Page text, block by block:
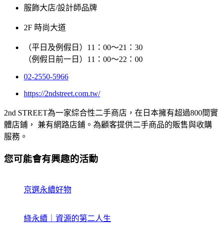
服飾大店/設計師品牌
2F 時尚大道
（平日及例假日）11：00～21：30
（例假日前一日）11：00～22：00
02-2550-5966
https://2ndstreet.com.tw/
2nd STREET為一家綜合性二手商店，在日本擁有超過800間實
體店鋪， 兼有網路店鋪。為顧客提供二手商品的販售與收購
服務。
您可能會有興趣的活動
京選永續好物
綠永續｜資源的第二人生